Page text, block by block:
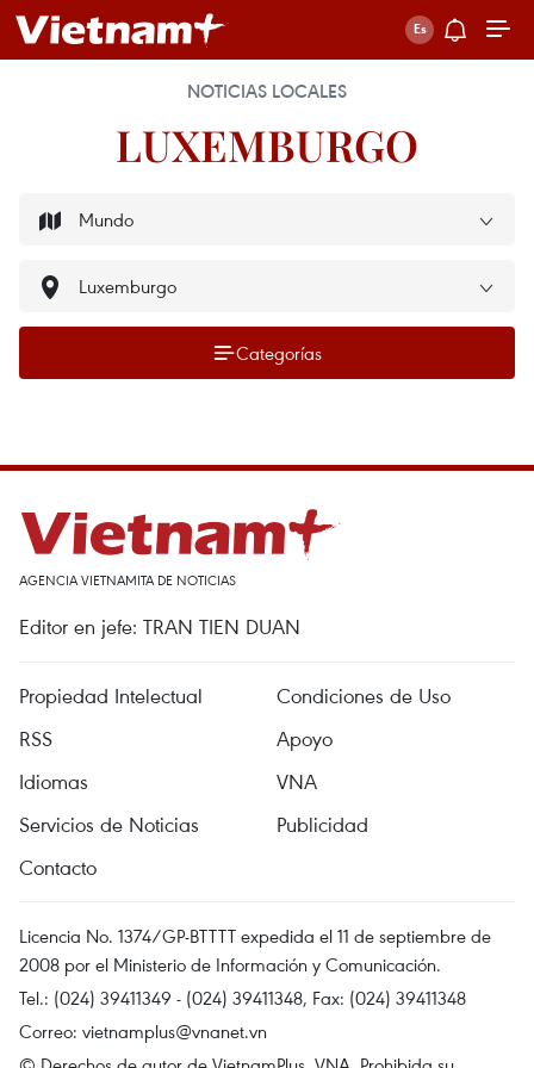
NOTICIAS LOCALES
LUXEMBURGO
Categorías
AGENCIA VIETNAMITA DE NOTICIAS
Editor en jefe: TRAN TIEN DUAN
Propiedad Intelectual
Condiciones de Uso
RSS
Apoyo
Idiomas
VNA
Servicios de Noticias
Publicidad
Contacto
Licencia No. 1374/GP-BTTTT expedida el 11 de septiembre de
2008 por el Ministerio de Información y Comunicación.
Tel.: (024) 39411349 - (024) 39411348, Fax: (024) 39411348
Correo: vietnamplus@vnanet.vn